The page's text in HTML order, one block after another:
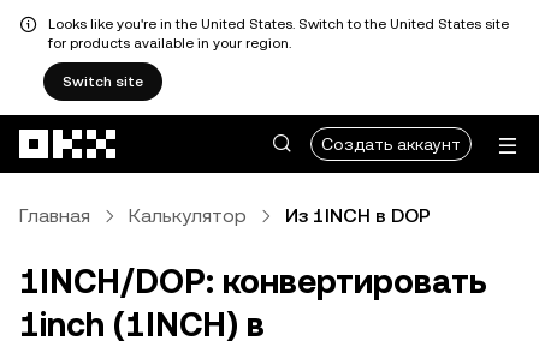
Looks like you're in the United States. Switch to the United States site
for products available in your region.
Switch site
Создать аккаунт
Главная Калькулятор Из 1INCH в DOP
1INCH/DOP: конвертировать
1inch (1INCH) в